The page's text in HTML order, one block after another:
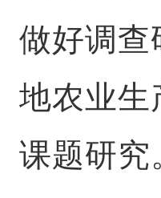
做好调查
地农业生
课题研究